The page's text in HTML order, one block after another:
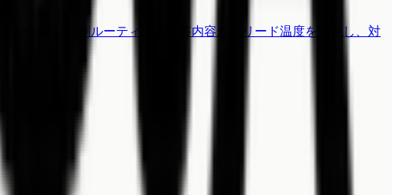
リードスコア別ルーティング
回答内容からリード温度を判定し、対